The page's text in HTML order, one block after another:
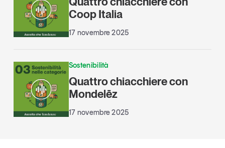
Coop Italia
17 novembre 2025
Sostenibilità
Quattro chiacchiere con
Mondelēz
17 novembre 2025